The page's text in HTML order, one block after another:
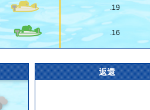
.19
.16
返還